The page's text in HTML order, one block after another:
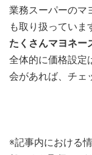
業務スーパーのマ
も取り扱っていま
たくさんマヨネー
全体的に価格設定
会があれば、チェ
※記事内における